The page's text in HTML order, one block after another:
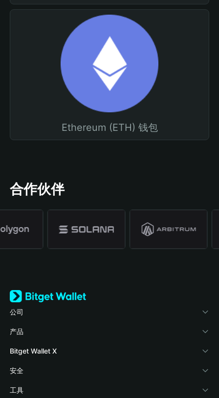
Ethereum (ETH) 钱包
合作伙伴
公司
关于 Bitget Wallet
博客
学院
加密资讯
产品
加密卡
稳定币理财
Payfi Crypto
Bitget Wallet X
开发者文档
接入钱包
安全
风险保障基金
工具